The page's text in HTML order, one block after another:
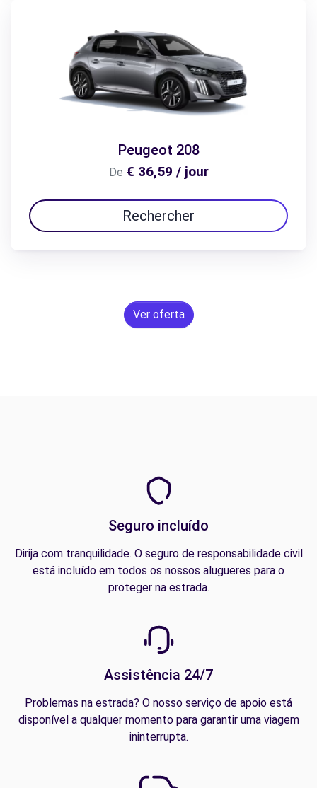
Peugeot 208
De € 36,59 / jour
Rechercher
Ver oferta
Seguro incluído
Dirija com tranquilidade. O seguro de responsabilidade civil
está incluído em todos os nossos alugueres para o
proteger na estrada.
Assistência 24/7
Problemas na estrada? O nosso serviço de apoio está
disponível a qualquer momento para garantir uma viagem
ininterrupta.